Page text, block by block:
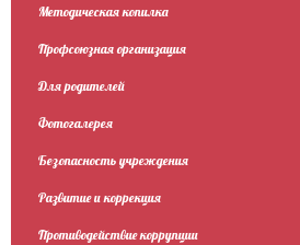
Методическая копилка
Профсоюзная организация
Для родителей
Фотогалерея
Безопасность учреждения
Развитие и коррекция
Противодействие коррупции